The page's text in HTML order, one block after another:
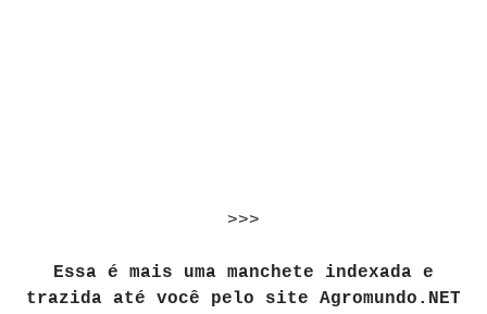
>>>
Essa é mais uma manchete indexada e
trazida até você pelo site Agromundo.NET